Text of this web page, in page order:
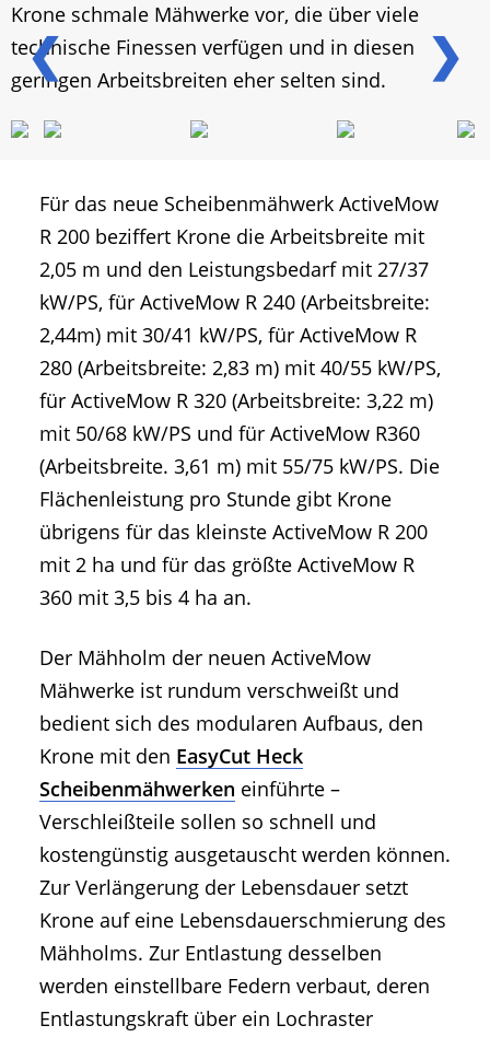
❮ ❯
Krone schmale Mähwerke vor, die über viele
technische Finessen verfügen und in diesen
geringen Arbeitsbreiten eher selten sind.
Für das neue Scheibenmähwerk ActiveMow
R 200 beziffert Krone die Arbeitsbreite mit
2,05 m und den Leistungsbedarf mit 27/37
kW/PS, für ActiveMow R 240 (Arbeitsbreite:
2,44m) mit 30/41 kW/PS, für ActiveMow R
280 (Arbeitsbreite: 2,83 m) mit 40/55 kW/PS,
für ActiveMow R 320 (Arbeitsbreite: 3,22 m)
mit 50/68 kW/PS und für ActiveMow R360
(Arbeitsbreite. 3,61 m) mit 55/75 kW/PS. Die
Flächenleistung pro Stunde gibt Krone
übrigens für das kleinste ActiveMow R 200
mit 2 ha und für das größte ActiveMow R
360 mit 3,5 bis 4 ha an.
Der Mähholm der neuen ActiveMow
Mähwerke ist rundum verschweißt und
bedient sich des modularen Aufbaus, den
Krone mit den EasyCut Heck
Scheibenmähwerken einführte –
Verschleißteile sollen so schnell und
kostengünstig ausgetauscht werden können.
Zur Verlängerung der Lebensdauer setzt
Krone auf eine Lebensdauerschmierung des
Mähholms. Zur Entlastung desselben
werden einstellbare Federn verbaut, deren
Entlastungskraft über ein Lochraster